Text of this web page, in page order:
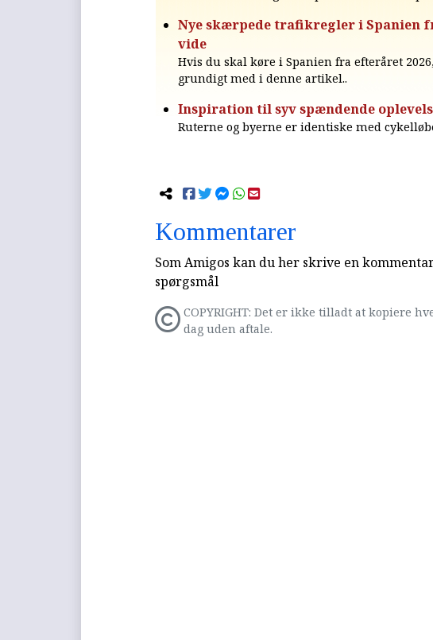
Nye skærpede trafikregler i Spanien
vide
Hvis du skal køre i Spanien fra efteråret
grundigt med i denne artikel..
Inspiration til syv spændende
Ruterne og byerne er identiske med
Kommentarer
Som Amigos kan du her skrive en
spørgsmål
COPYRIGHT: Det er ikke tilladt at kopiere
dag uden aftale.